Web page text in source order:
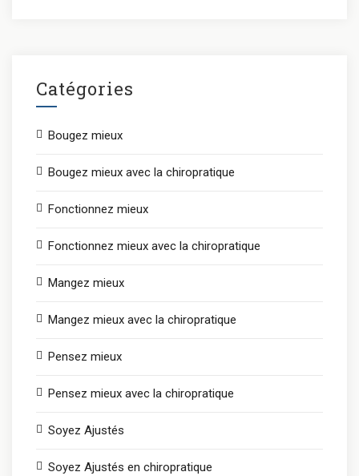
Catégories
Bougez mieux
Bougez mieux avec la chiropratique
Fonctionnez mieux
Fonctionnez mieux avec la chiropratique
Mangez mieux
Mangez mieux avec la chiropratique
Pensez mieux
Pensez mieux avec la chiropratique
Soyez Ajustés
Soyez Ajustés en chiropratique